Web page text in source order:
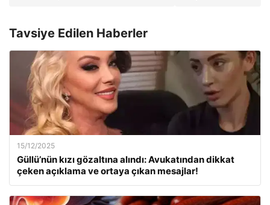
Tavsiye Edilen Haberler
15/12/2025
Güllü’nün kızı gözaltına alındı: Avukatından dikkat
çeken açıklama ve ortaya çıkan mesajlar!